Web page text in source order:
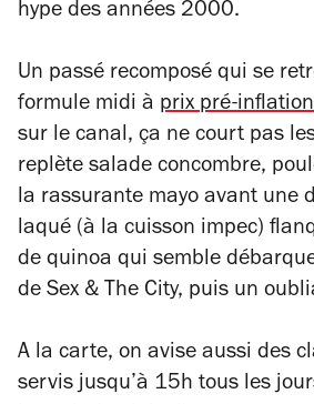
hype des années 2000.
Un passé recomposé qui se
formule midi à prix pré-inflation
sur le canal, ça ne court pas
replète salade concombre,
la rassurante mayo avant une
laqué (à la cuisson impec)
de quinoa qui semble
de Sex & The City, puis un
A la carte, on avise aussi des
servis jusqu’à 15h tous les